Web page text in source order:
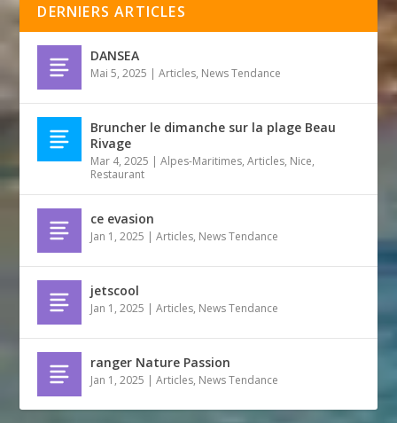
DERNIERS ARTICLES
DANSEA
Mai 5, 2025 |Articles, News Tendance
Bruncher le dimanche sur la plage Beau
Rivage
Mar 4, 2025 |Alpes-Maritimes,Articles, Nice,
Restaurant
ce evasion
Jan 1, 2025 |Articles, News Tendance
jetscool
Jan 1, 2025 |Articles, News Tendance
ranger Nature Passion
Jan 1, 2025 |Articles, News Tendance